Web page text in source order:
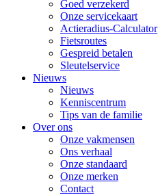
Goed verzekerd
Onze servicekaart
Actieradius-Calculator
Fietsroutes
Gespreid betalen
Sleutelservice
Nieuws
Nieuws
Kenniscentrum
Tips van de familie
Over ons
Onze vakmensen
Ons verhaal
Onze standaard
Onze merken
Contact